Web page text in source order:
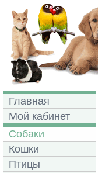
Главная
Мой кабинет
Собаки
Кошки
Птицы